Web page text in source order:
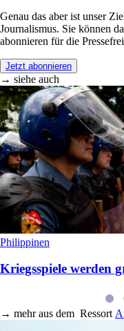
Genau das aber ist unser
Journalismus. Sie können
abonnieren für die
Jetzt abonnieren
→ siehe auch
Philippinen
Kriegsspiele werden
→ mehr aus dem Ressort